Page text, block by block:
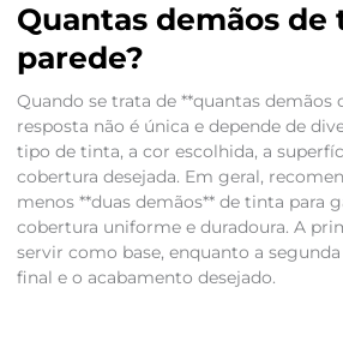
Quantas demãos de
parede?
Quando se trata de **quantas demãos
resposta não é única e depende de
tipo de tinta, a cor escolhida, a
cobertura desejada. Em geral,
menos **duas demãos** de tinta para
cobertura uniforme e duradoura. A
servir como base, enquanto a
final e o acabamento desejado.